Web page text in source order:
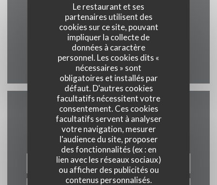
Le restaurant et ses
partenaires utilisent des
cookies sur ce site, pouvant
impliquer la collecte de
données à caractère
personnel. Les cookies dits «
nécessaires » sont
obligatoires et installés par
défaut. D'autres cookies
facultatifs nécessitent votre
consentement. Ces cookies
facultatifs servent à analyser
votre navigation, mesurer
l'audience du site, proposer
des fonctionnalités (ex : en
lien avec les réseaux sociaux)
ou afficher des publicités ou
contenus personnalisés.
1 RUE DU COQ GAULOIS 77170 BRIE COMTE
ROBERT((ouvre une nouvelle
01 60 02 10 10
Facebook ((ouvre une
Instagram ((ouvre une
Nous contacter
RÉSERVER